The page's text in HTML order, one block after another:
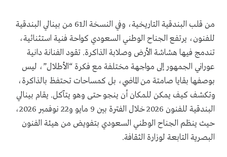
من قلب البندقية التاريخية، وفي النسخة الـ61 من بينالي البندقية
للفنون، يرتفع الجناح الوطني السعودي كواحة فنية استثنائية،
تندمج فيها هشاشة الأرض وصلابة الذاكرة. تقود الفنانة دانية
عوراني الجمهور إلى مواجهة مختلفة مع فكرة “الأطلال”، ليس
بوصفها بقايا صامتة من الماضي، بل كمساحات تحتفظ بالذاكرة،
وتكشف كيف يمكن للمكان أن ينجو حتى وهو يتآكل. يقام بينالي
البندقية للفنون 2026 خلال الفترة بين 9 مايو و22 نوفمبر 2026،
حيث ينظم الجناح الوطني السعودي بتفويض من هيئة الفنون
البصرية التابعة لوزارة الثقافة.